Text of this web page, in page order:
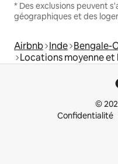
* Des exclusions peuvent
géographiques et des
Airbnb Inde Bengale-
Locations moyenne et
©
Confidentialité